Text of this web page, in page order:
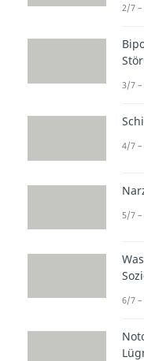
etwas
Wut,
Deine
dass
2/7 –
3/7 –
4/7 –
5/7
6/7 –